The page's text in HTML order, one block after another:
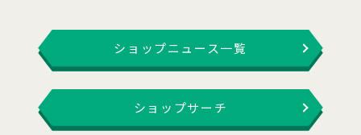
ショップニュース一覧
ショップサーチ